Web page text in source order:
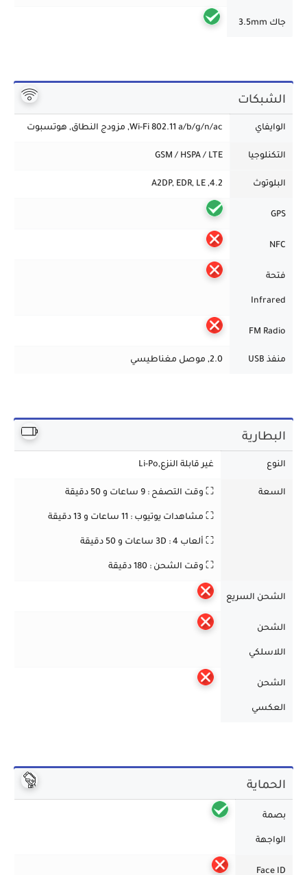
جاك 3.5mm
الشبكات
الوايفاي Wi-Fi 802.11 a/b/g/n/ac, مزودج النطاق, هوتسبوت
التكنلوجيا GSM / HSPA / LTE
البلوتوث 4.2, A2DP, EDR, LE
GPS
NFC
فتحة
Infrared
FM Radio
منفذ USB 2.0, موصل مغناطيسي
البطارية
النوع غير قابلة النزع,Li-Po
السعة ⛶ وقت التصفح : 9 ساعات و 50 دقيقة
⛶ مشاهدات يوتيوب : 11 ساعات و 13 دقيقة
⛶ ألعاب 3D : 4 ساعات و 50 دقيقة
⛶ وقت الشحن : 180 دقيقة
الشحن السريع
الشحن
اللاسلكي
الشحن
العكسي
الحماية
بصمة
الواجهة
Face ID